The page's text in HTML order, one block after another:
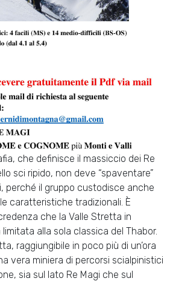
che definisce il massiccio dei Re
sci ripido, non deve “spaventare”
perché il gruppo custodisce anche
caratteristiche tradizionali. È
che la Valle Stretta in
alla sola classica del Thabor.
raggiungibile in poco più di un’ora
vera miniera di percorsi scialpinistici
sia sul lato Re Magi che sul